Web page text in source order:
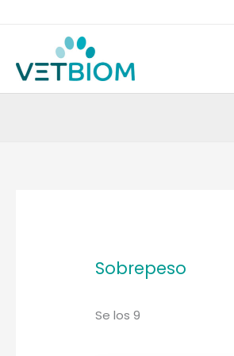
contenido
Sobrepeso
Se los 9